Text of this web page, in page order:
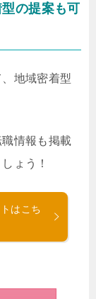
の提案も可
地域密着型
情報も掲載
ょう！
はこち